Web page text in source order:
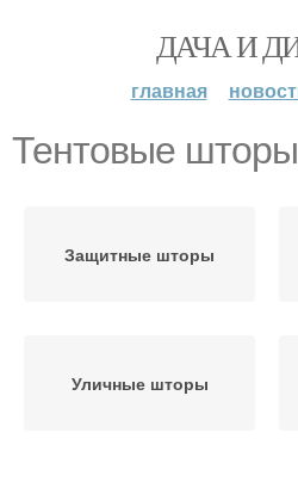
ДАЧА И
главная
Тентовые шторы
Защитные шторы
Уличные шторы